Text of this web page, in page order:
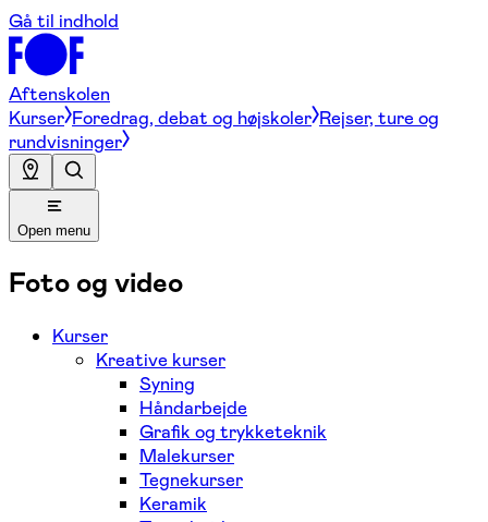
Gå til indhold
Aftenskolen
Kurser Foredrag, debat og højskoler Rejser, ture og
rundvisninger
Open menu
Foto og video
Kurser
Kreative kurser
Syning
Håndarbejde
Grafik og trykketeknik
Malekurser
Tegnekurser
Keramik